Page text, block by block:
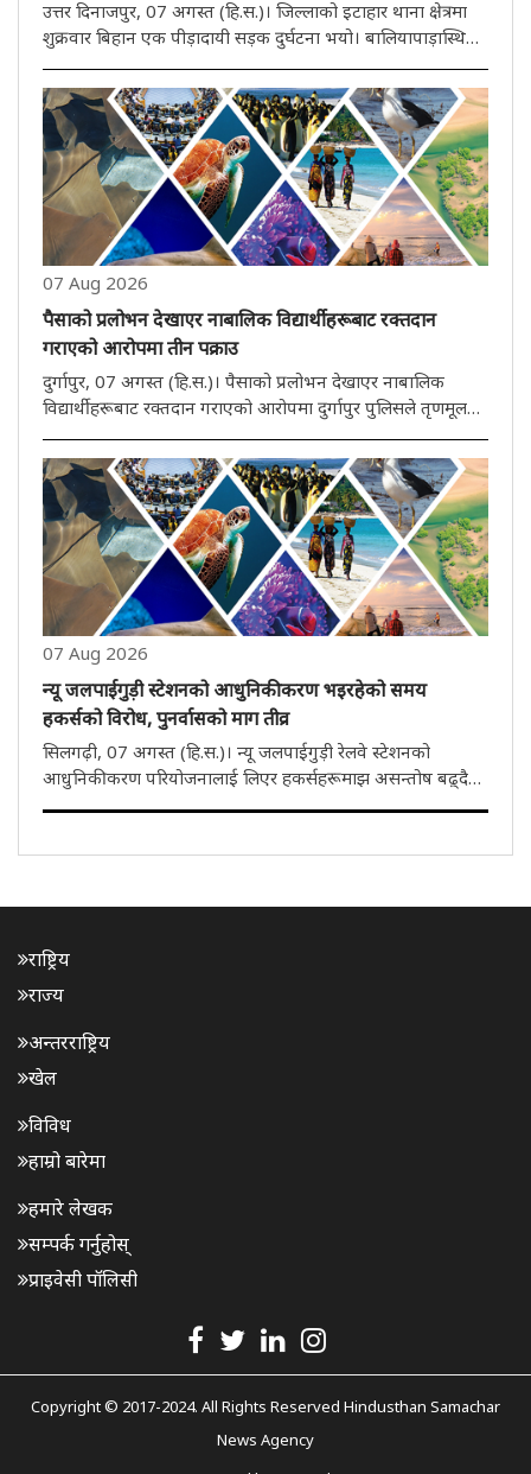
उत्तर दिनाजपुर, 07 अगस्त (हि.स.)। जिल्लाको इटाहार थाना क्षेत्रमा
शुक्रवार बिहान एक पीड़ादायी सड़क दुर्घटना भयो। बालियापाड़ास्थित
राष्ट्रिय राजमार्ग-12 मा भएको यस दुर्घटनामा तीन जना श्रमिकहरूको
घटनास्थलमै मृत्यु भयो भने एघार जना गम्भीर रूपमा घाइते ..
07 Aug 2026
पैसाको प्रलोभन देखाएर नाबालिक विद्यार्थीहरूबाट रक्तदान
गराएको आरोपमा तीन पक्राउ
दुर्गापुर, 07 अगस्त (हि.स.)। पैसाको प्रलोभन देखाएर नाबालिक
विद्यार्थीहरूबाट रक्तदान गराएको आरोपमा दुर्गापुर पुलिसले तृणमूल
छात्र परिषद (टीएमसीपी)- का एकजना सदस्य समेत तीन जना
मानिसहरूलाई पक्राउ गरेको छ। पक्रा पर्ने आरोपीहरूमा देवप्रिय
चक्रवर्ती, ..
07 Aug 2026
न्यू जलपाईगुड़ी स्टेशनको आधुनिकीकरण भइरहेको समय
हकर्सको विरोध, पुनर्वासको माग तीव्र
सिलगढ़ी, 07 अगस्त (हि.स.)। न्यू जलपाईगुड़ी रेलवे स्टेशनको
आधुनिकीकरण परियोजनालाई लिएर हकर्सहरूमाझ असन्तोष बढ़्दै
गइरहेको छ। रेल प्रशासनद्वारा सञ्चित अतिक्रमण हटाऔं अभियानको
जनप्रतिनिधि..
राष्ट्रिय
राज्य
अन्तरराष्ट्रिय
खेल
विविध
हाम्रो बारेमा
हमारे लेखक
सम्पर्क गर्नुहोस्
प्राइवेसी पॉलिसी
Copyright © 2017-2024. All Rights Reserved Hindusthan Samachar
News Agency